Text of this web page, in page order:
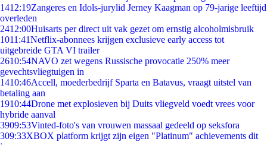
1412:19Zangeres en Idols-jurylid Jerney Kaagman op 79-jarige leeftijd
overleden
2412:00Huisarts per direct uit vak gezet om ernstig alcoholmisbruik
1011:41Netflix-abonnees krijgen exclusieve early access tot
uitgebreide GTA VI trailer
2610:54NAVO zet wegens Russische provocatie 250% meer
gevechtsvliegtuigen in
1410:46Accell, moederbedrijf Sparta en Batavus, vraagt uitstel van
betaling aan
1910:44Drone met explosieven bij Duits vliegveld voedt vrees voor
hybride aanval
3909:53Vinted-foto's van vrouwen massaal gedeeld op seksfora
309:33XBOX platform krijgt zijn eigen "Platinum" achievements dit